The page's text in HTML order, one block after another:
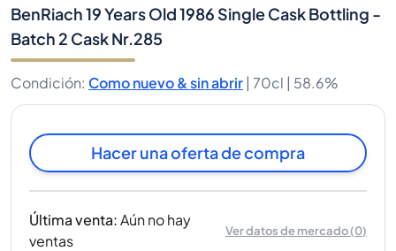
BenRiach 19 Years Old 1986 Single Cask Bottling -
Batch 2 Cask Nr.285
Condición: Como nuevo & sin abrir | 70cl | 58.6%
Hacer una oferta de compra
Última venta:Aún no hay
ventas
Ver datos de mercado(0)